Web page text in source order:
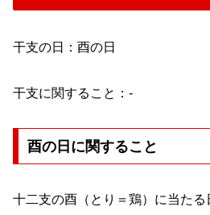
干支の日：酉の日
干支に関すること：-
酉の日に関すること
十二支の酉（とり＝鶏）に当たる